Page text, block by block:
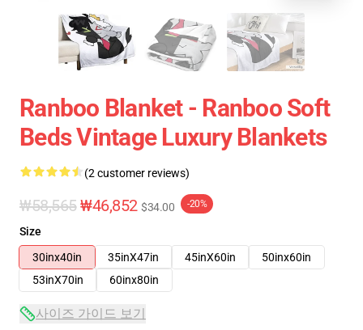
Ranboo Blanket - Ranboo Soft
Beds Vintage Luxury Blankets
(2 customer reviews)
₩58,565₩46,852 $34.00 -20%
Size
30inx40in
35inX47in 45inX60in
50inx60in
53inX70in
60inx80in
사이즈 가이드 보기